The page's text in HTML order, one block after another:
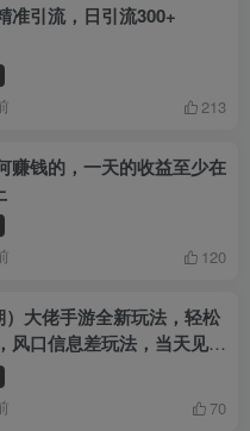
准引流，日引流300+
213
赚钱的，一天的收益至少在
120
）大佬手游全新玩法，轻松
风口信息差玩法，当天见收
… admin的头像-飓风网创
70